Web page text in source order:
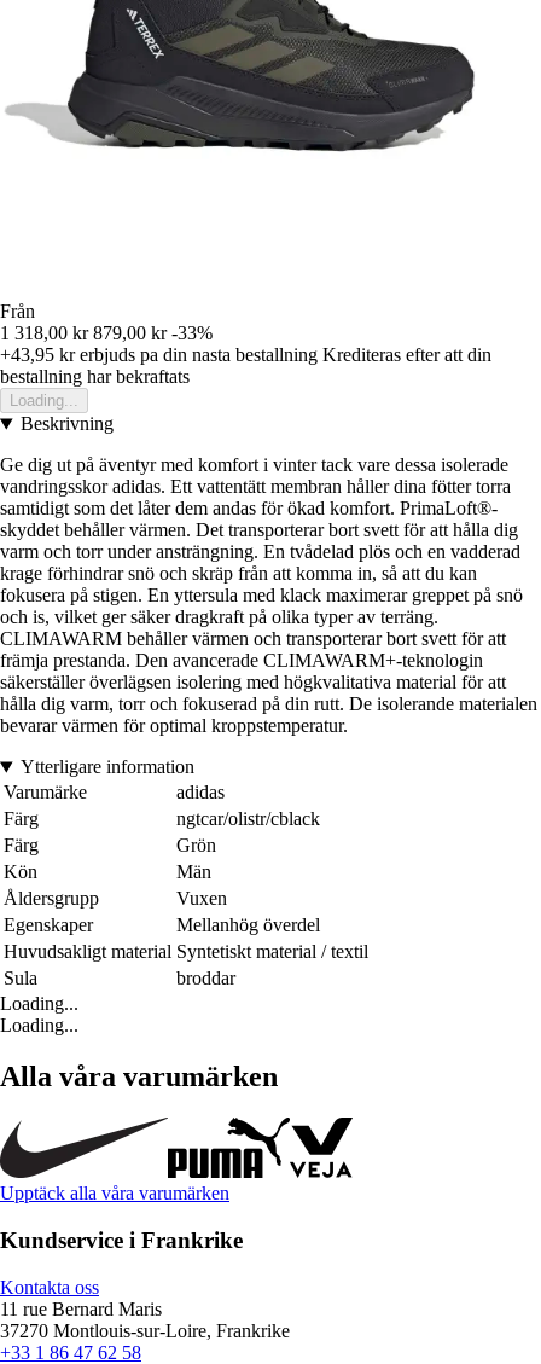
Från
1 318,00 kr 879,00 kr -33%
+43,95 krerbjuds pa din nasta bestallning Krediteras efter att din
bestallning har bekraftats
Loading...
Beskrivning
Ge dig ut på äventyr med komfort i vinter tack vare dessa isolerade
vandringsskor adidas. Ett vattentätt membran håller dina fötter torra
samtidigt som det låter dem andas för ökad komfort. PrimaLoft®-
skyddet behåller värmen. Det transporterar bort svett för att hålla dig
varm och torr under ansträngning. En tvådelad plös och en vadderad
krage förhindrar snö och skräp från att komma in, så att du kan
fokusera på stigen. En yttersula med klack maximerar greppet på snö
och is, vilket ger säker dragkraft på olika typer av terräng.
CLIMAWARM behåller värmen och transporterar bort svett för att
främja prestanda. Den avancerade CLIMAWARM+-teknologin
säkerställer överlägsen isolering med högkvalitativa material för att
hålla dig varm, torr och fokuserad på din rutt. De isolerande materialen
bevarar värmen för optimal kroppstemperatur.
Ytterligare information
Varumärke
adidas
Färg
ngtcar/olistr/cblack
Färg
Grön
Kön
Män
Åldersgrupp
Vuxen
Egenskaper
Mellanhög överdel
Huvudsakligt material Syntetiskt material / textil
Sula
broddar
Loading...
Loading...
Alla våra varumärken
Upptäck alla våra varumärken
Kundservice i Frankrike
Kontakta oss
11 rue Bernard Maris
37270 Montlouis-sur-Loire, Frankrike
+33 1 86 47 62 58